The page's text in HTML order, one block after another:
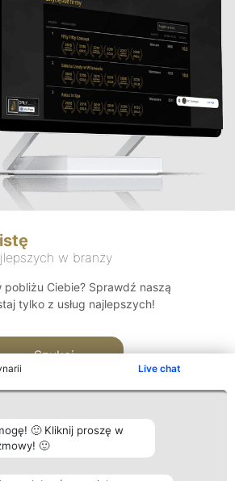
Live chat
🙂 Kliknij proszę w
🙂
w branży
Ciebie? Sprawdź naszą
tylko z usług najlepszych!
Szukaj
Plebiscyt Kontakt